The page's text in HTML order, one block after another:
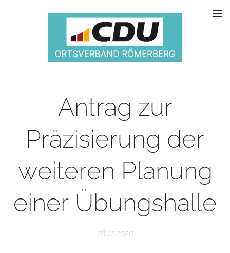
Antrag zur
Präzisierung der
weiteren Planung
einer Übungshalle
28.12.2020